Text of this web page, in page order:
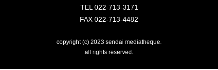
TEL 022-713-3171
FAX 022-713-4482
copyright (c) 2023 sendai mediatheque.
all rights reserved.